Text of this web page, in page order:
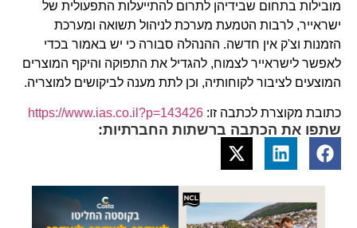
מובילות בתחום שבידיהן לתרום להתייעלות התפעולית של
ישראייר, לרבות הטמעת מערכת לניהול תשואה ומערכת
הזמנות וצ'ק אין חדשה. ההנהלה סבורה כי יש באמור בכדי
לאפשר לישראייר לצמוח, להגדיל את התפוקה והיקף המוצרים
המוצעים לציבור לקוחותיה, וכן לתת מענה לביקושים למוצריה.
כתובת מקוצרת לכתבה זו: https://www.ias.co.il?p=143426
שתפו את הכתבה ברשתות החברתיות: